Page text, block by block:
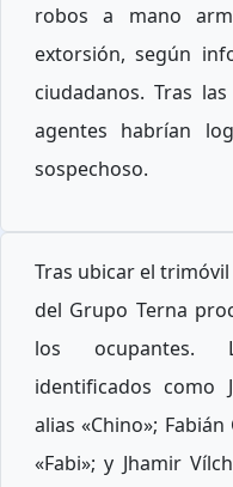
robos a mano
extorsión, según
ciudadanos. Tras
agentes habrían
sospechoso.
Tras ubicar el trimóvil
del Grupo Terna
los ocupantes.
identificados como
alias «Chino»;
«Fabi»; y Jhamir